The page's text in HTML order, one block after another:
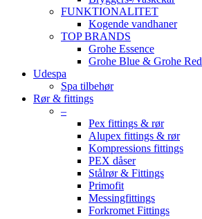
FUNKTIONALITET
Kogende vandhaner
TOP BRANDS
Grohe Essence
Grohe Blue & Grohe Red
Udespa
Spa tilbehør
Rør & fittings
–
Pex fittings & rør
Alupex fittings & rør
Kompressions fittings
PEX dåser
Stålrør & Fittings
Primofit
Messingfittings
Forkromet Fittings